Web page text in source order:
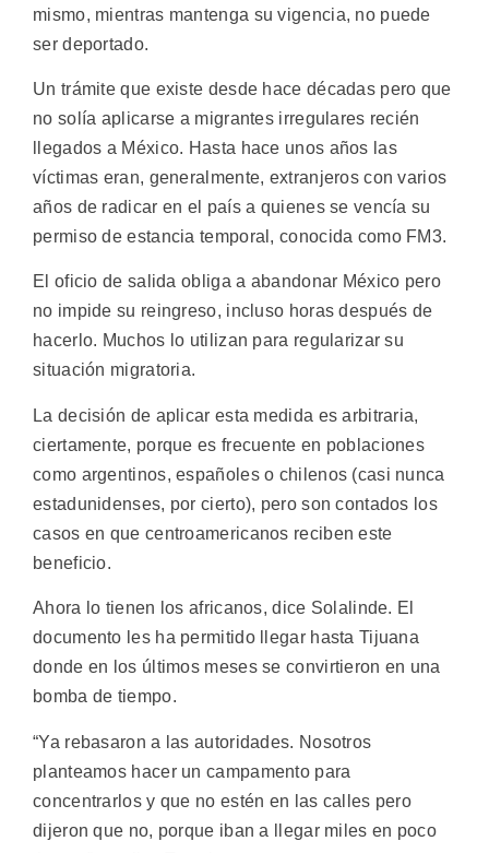
mismo, mientras mantenga su vigencia, no puede
ser deportado.
Un trámite que existe desde hace décadas pero que
no solía aplicarse a migrantes irregulares recién
llegados a México. Hasta hace unos años las
víctimas eran, generalmente, extranjeros con varios
años de radicar en el país a quienes se vencía su
permiso de estancia temporal, conocida como FM3.
El oficio de salida obliga a abandonar México pero
no impide su reingreso, incluso horas después de
hacerlo. Muchos lo utilizan para regularizar su
situación migratoria.
La decisión de aplicar esta medida es arbitraria,
ciertamente, porque es frecuente en poblaciones
como argentinos, españoles o chilenos (casi nunca
estadunidenses, por cierto), pero son contados los
casos en que centroamericanos reciben este
beneficio.
Ahora lo tienen los africanos, dice Solalinde. El
documento les ha permitido llegar hasta Tijuana
donde en los últimos meses se convirtieron en una
bomba de tiempo.
“Ya rebasaron a las autoridades. Nosotros
planteamos hacer un campamento para
concentrarlos y que no estén en las calles pero
dijeron que no, porque iban a llegar miles en poco